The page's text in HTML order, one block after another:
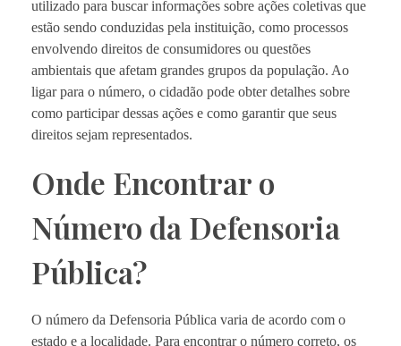
utilizado para buscar informações sobre ações coletivas que
estão sendo conduzidas pela instituição, como processos
envolvendo direitos de consumidores ou questões
ambientais que afetam grandes grupos da população. Ao
ligar para o número, o cidadão pode obter detalhes sobre
como participar dessas ações e como garantir que seus
direitos sejam representados.
Onde Encontrar o
Número da Defensoria
Pública?
O número da Defensoria Pública varia de acordo com o
estado e a localidade. Para encontrar o número correto, os